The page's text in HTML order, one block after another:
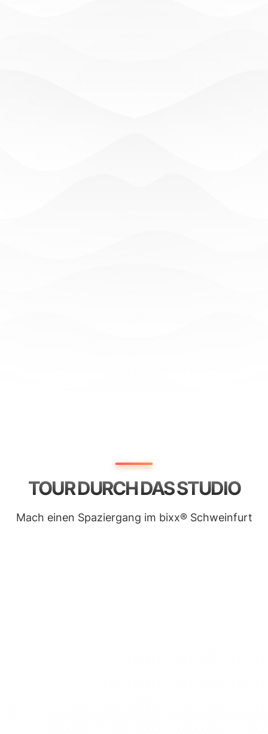
TOUR DURCH DAS STUDIO
Mach einen Spaziergang im bixx® Schweinfurt